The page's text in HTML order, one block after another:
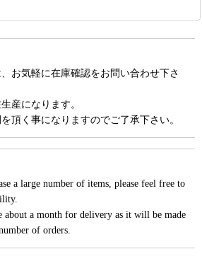
お気軽に在庫確認をお問い合わせ下さ
産になります。
頂く事になりますのでご了承下さい。
a large number of items, please feel free to
about a month for delivery as it will be made
of orders.